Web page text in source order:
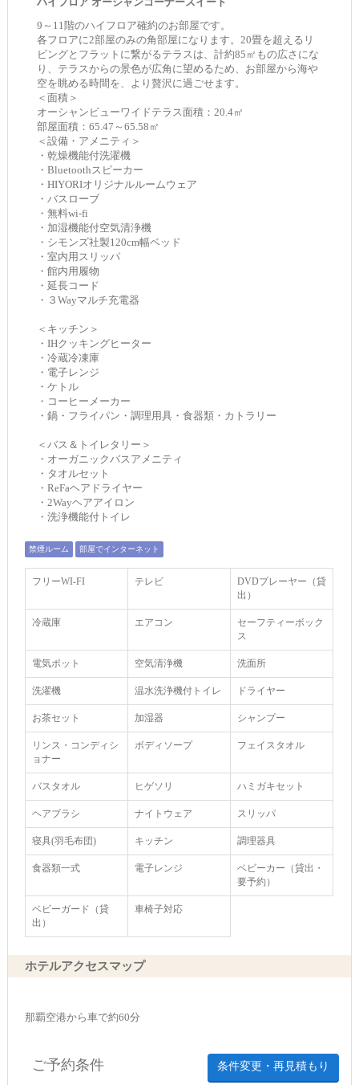
9～11階のハイフロア確約のお部屋です。
各フロアに2部屋のみの角部屋になります。20畳を超えるリ
ビングとフラットに繋がるテラスは、計約85㎡もの広さにな
り、テラスからの景色が広角に望めるため、お部屋から海や
空を眺める時間を、より贅沢に過ごせます。
＜面積＞
オーシャンビューワイドテラス面積：20.4㎡
部屋面積：65.47～65.58㎡
＜設備・アメニティ＞
・乾燥機能付洗濯機
・Bluetoothスピーカー
・HIYORIオリジナルルームウェア
・バスローブ
・無料wi-fi
・加湿機能付空気清浄機
・シモンズ社製120cm幅ベッド
・室内用スリッパ
・館内用履物
・延長コード
・３Wayマルチ充電器
＜キッチン＞
・IHクッキングヒーター
・冷蔵冷凍庫
・電子レンジ
・ケトル
・コーヒーメーカー
・鍋・フライパン・調理用具・食器類・カトラリー
＜バス＆トイレタリー＞
・オーガニックバスアメニティ
・タオルセット
・ReFaヘアドライヤー
・2Wayヘアアイロン
・洗浄機能付トイレ
禁煙ルーム 部屋でインターネット
フリーWI‐FI テレビ
DVDプレーヤー（貸
出）
冷蔵庫 エアコン
セーフティーボック
ス
電気ポット 空気清浄機 洗面所
洗濯機 温水洗浄機付トイレ ドライヤー
お茶セット 加湿器 シャンプー
リンス・コンディシ
ョナー
ボディソープ フェイスタオル
バスタオル ヒゲソリ ハミガキセット
ヘアブラシ ナイトウェア スリッパ
寝具(羽毛布団) キッチン 調理器具
食器類一式 電子レンジ
ベビーカー（貸出・
要予約）
ベビーガード（貸
出）
車椅子対応
ホテルアクセスマップ
那覇空港から車で約60分
条件変更・再見積もり
ご予約条件